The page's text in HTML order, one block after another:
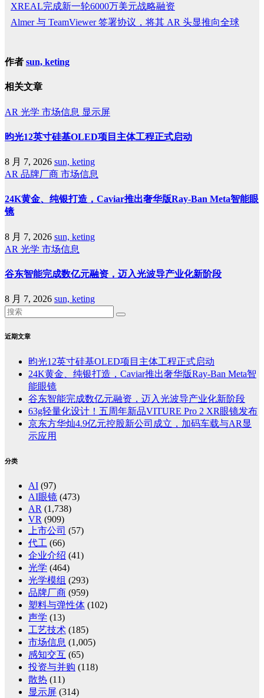
XREAL完成新一轮6000万美元战略融资
Almer 与 TeamViewer 签署协议，将其 AR 头显推向全球
作者 sun, keting
相关文章
AR 光学 市场信息 显示屏
昀光12英寸硅基OLED项目主体工程正式启动
8 月 7, 2026 sun, keting
AR 品牌厂商 市场信息
24K黄金、纯银打造，Caviar推出奢华版Ray-Ban Meta智能眼
镜
8 月 7, 2026 sun, keting
AR 光学 市场信息
谷东智能完成数亿元融资，迈入光波导产业化新阶段
8 月 7, 2026 sun, keting
近期文章
昀光12英寸硅基OLED项目主体工程正式启动
24K黄金、纯银打造，Caviar推出奢华版Ray-Ban Meta智
能眼镜
谷东智能完成数亿元融资，迈入光波导产业化新阶段
63g轻量化设计！五周年新品VITURE Pro 2 XR眼镜发布
京东方华灿4.9亿元控股新公司成立，加码车载与AR显
示应用
分类
AI (97)
AI眼镜 (473)
AR (1,738)
VR (909)
上市公司 (57)
代工 (66)
企业介绍 (41)
光学 (464)
光学模组 (293)
品牌厂商 (959)
塑料与弹性体 (102)
声学 (13)
工艺技术 (185)
市场信息 (1,005)
感知交互 (65)
投资与并购 (118)
散热 (11)
显示屏 (314)